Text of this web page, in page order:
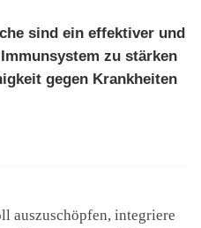
sind ein effektiver und
zu stärken
gegen Krankheiten
auszuschöpfen, integriere